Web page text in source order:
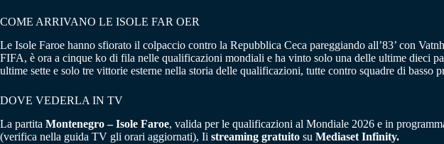
COME ARRIVANO LE ISOLE FAR OER
Le Isole Faroe hanno sfiorato il colpaccio contro la Repubblica Ceca pareggiando all’83’ con
FIFA, è ora a cinque ko di fila nelle qualificazioni mondiali e ha vinto solo una delle ultime dieci
ultime sette e solo tre vittorie esterne nella storia delle qualificazioni, tutte contro squadre di
DOVE VEDERLA IN TV
La partita Montenegro – Isole Faroe, valida per le qualificazioni al Mondiale 2026 e in
(verifica nella guida TV gli orari aggiornati), Ii streaming gratuito su Mediaset Infinity.